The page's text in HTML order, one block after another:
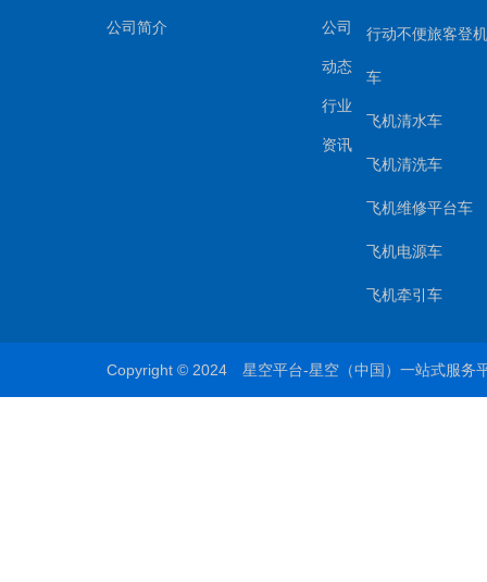
公司简介 公司
动态
行业
资讯
行动不便旅客登机
车
飞机清水车
飞机清洗车
飞机维修平台车
飞机电源车
飞机牵引车
Copyright © 2024 星空平台-星空（中国）一站式服